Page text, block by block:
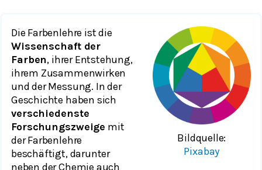
Die Farbenlehre ist die
Wissenschaft der
Farben, ihrer Entstehung,
ihrem Zusammenwirken
und der Messung. In der
Geschichte haben sich
verschiedenste
Forschungszweige mit
der Farbenlehre
beschäftigt, darunter
neben der Chemie auch
Bildquelle:
Pixabay